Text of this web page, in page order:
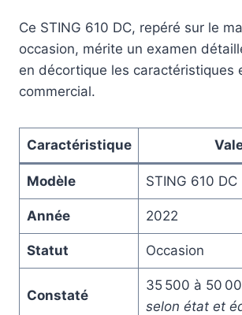
Ce STING 610 DC, repéré sur le
occasion, mérite un examen
en décortique les caractéristiques
commercial.
Caractéristique
Modèle STING 610 DC
Année 2022
Statut Occasion
Constaté
35 500 à 50
selon état et